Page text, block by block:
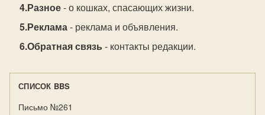
Разное- о кошках, спасающих жизни.
Реклама- реклама и объявления.
Обратная связь - контакты редакции.
СПИСОК BBS
Письмо №261